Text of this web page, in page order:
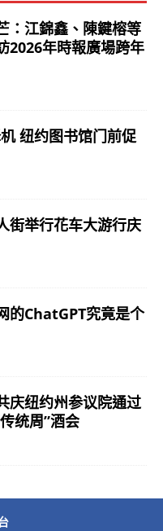
：江錦鑫、陳鍵榕等
2026年時報廣場跨年
纽约图书馆门前促
街举行花车大游行庆
的ChatGPT究竟是个
庆纽约州参议院通过
统周”酒会